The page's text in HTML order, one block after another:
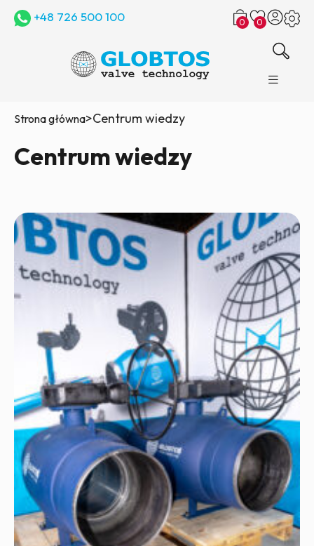
+48 726 500 100 0 0
Strona główna>Centrum wiedzy
Centrum wiedzy